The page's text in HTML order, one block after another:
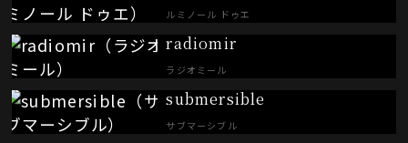
ルミノール ドゥエ
radiomir
ラジオミール
submersible
サブマーシブル